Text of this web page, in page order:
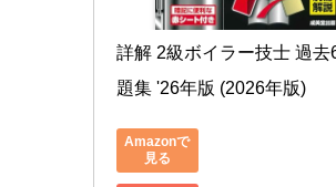
詳解 2級ボイラー技士 過去
題集 '26年版 (2026年版)
Amazonで
見る